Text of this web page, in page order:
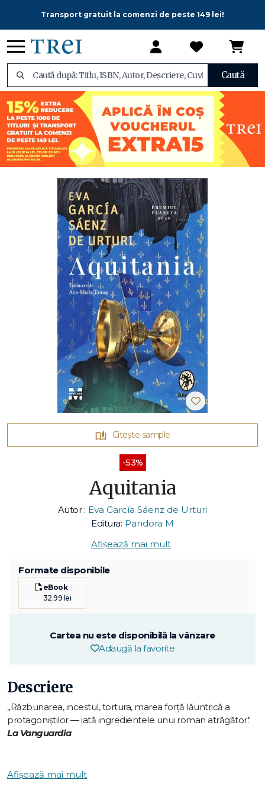
Transport gratuit la comenzi de peste 149 lei!
Caută
Citește sample
-53%
Aquitania
Autor : Eva García Sáenz de Urturi
Editura: Pandora M
Afișează mai mult
Formate disponibile
eBook
32.99 lei
Cartea nu este disponibilă la vânzare
Adaugă la favorite
Descriere
„Răzbunarea, incestul, tortura, marea forță lăuntrică a
protagoniștilor — iată ingredientele unui roman atrăgător."
La Vanguardia
Compostela, iar poveștile despre moartea lui tulbură
Afișează mai mult